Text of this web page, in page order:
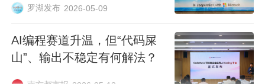
发展，提供了可参考的实践路径。目前，该
开放，产品交易与运营安排均严格遵循监管
要求及平台业务规则。
罗湖发布 2026-05-09
AI编程赛道升温，但“代码屎
山”、输出不稳定有何解法？